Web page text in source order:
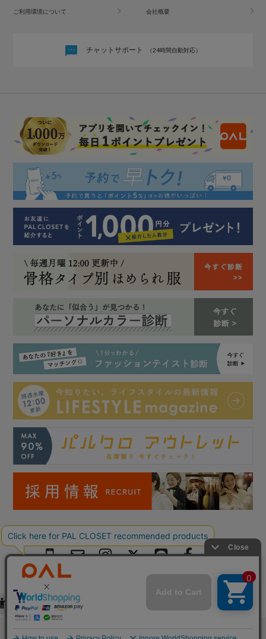
ご利用環境について 会社概要
チャットサポート （24時間自動対応）